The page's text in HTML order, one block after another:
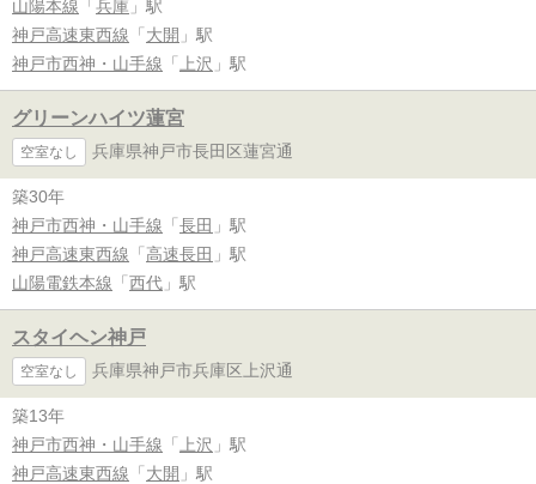
山陽本線 「 兵庫 」駅
神戸高速東西線 「 大開 」駅
神戸市西神・山手線 「 上沢 」駅
グリーンハイツ蓮宮
空室なし 兵庫県神戸市長田区蓮宮通
築30年
神戸市西神・山手線 「 長田 」駅
神戸高速東西線 「 高速長田 」駅
山陽電鉄本線 「 西代 」駅
スタイヘン神戸
空室なし 兵庫県神戸市兵庫区上沢通
築13年
神戸市西神・山手線 「 上沢 」駅
神戸高速東西線 「 大開 」駅